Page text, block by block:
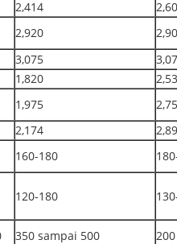
2,414
2,920
3,075
1,820
1,975
2,174
160-180
120-180
350 sampai 500